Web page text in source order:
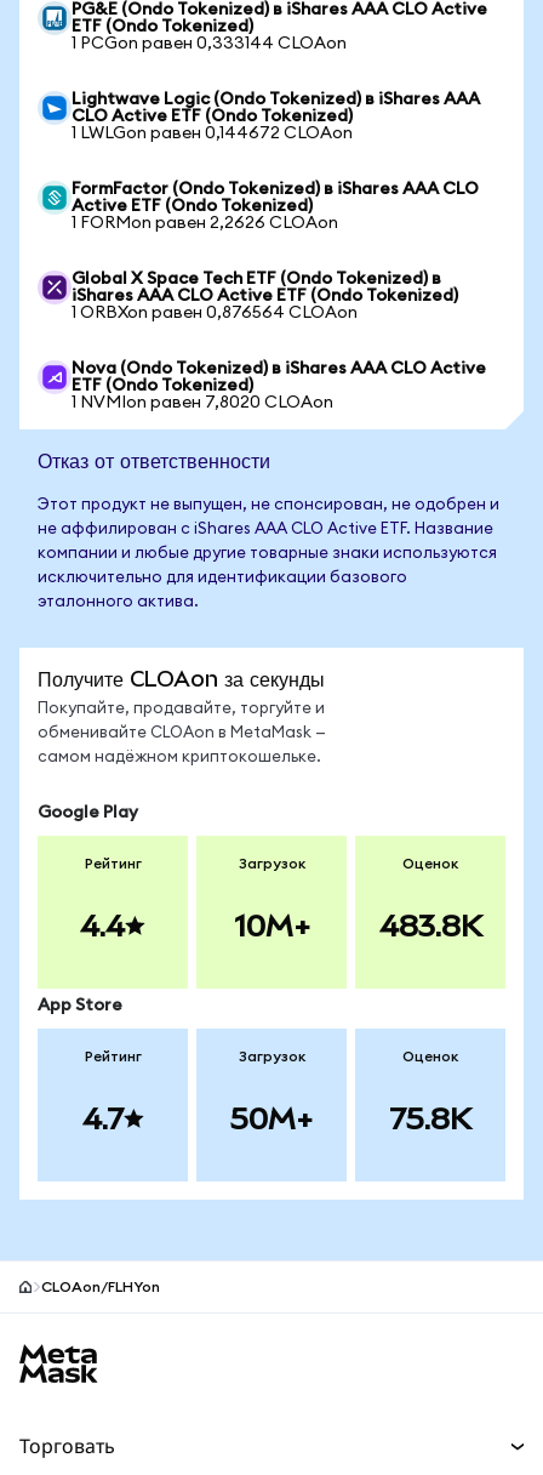
PG&E (Ondo Tokenized) в iShares AAA CLO Active
ETF (Ondo Tokenized)
1 PCGon равен 0,333144 CLOAon
Lightwave Logic (Ondo Tokenized) в iShares AAA
CLO Active ETF (Ondo Tokenized)
1 LWLGon равен 0,144672 CLOAon
FormFactor (Ondo Tokenized) в iShares AAA CLO
Active ETF (Ondo Tokenized)
1 FORMon равен 2,2626 CLOAon
Global X Space Tech ETF (Ondo Tokenized) в
iShares AAA CLO Active ETF (Ondo Tokenized)
1 ORBXon равен 0,876564 CLOAon
Nova (Ondo Tokenized) в iShares AAA CLO Active
ETF (Ondo Tokenized)
1 NVMIon равен 7,8020 CLOAon
Отказ от ответственности
Этот продукт не выпущен, не спонсирован, не одобрен и
не аффилирован с iShares AAA CLO Active ETF. Название
компании и любые другие товарные знаки используются
исключительно для идентификации базового
эталонного актива.
Получите CLOAon за секунды
Покупайте, продавайте, торгуйте и
обменивайте CLOAon в MetaMask —
самом надёжном криптокошельке.
Google Play
Рейтинг
4.4
Загрузок
10M+
Оценок
483.8K
App Store
Рейтинг
4.7
Загрузок
50M+
Оценок
75.8K
CLOAon/FLHYon
Торговать